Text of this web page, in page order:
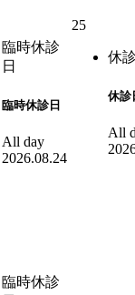
臨時休診
日
臨時休診日
All day
2026.08.24
25
休
休診
All
臨時休診